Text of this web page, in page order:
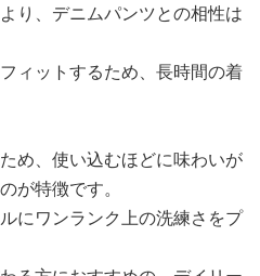
り、デニムパンツとの相性は
ィットするため、長時間の着
め、使い込むほどに味わいが
が特徴です。
にワンランク上の洗練さをプ